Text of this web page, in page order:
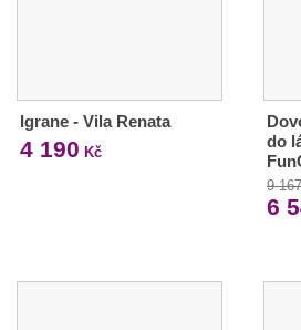
Igrane - Vila Renata
4 190 Kč
do
9
6